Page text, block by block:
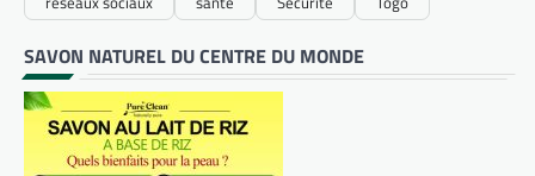
SAVON NATUREL DU CENTRE DU MONDE